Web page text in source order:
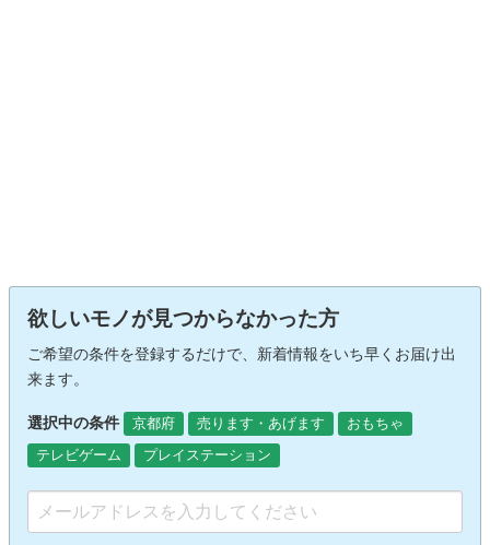
欲しいモノが見つからなかった方
ご希望の条件を登録するだけで、新着情報をいち早くお届け出
来ます。
選択中の条件 京都府 売ります・あげます
おもちゃ
テレビゲーム
プレイステーション